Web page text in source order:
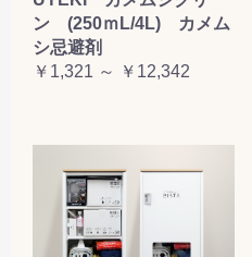
お買い物を続ける
ン (250ｍL/4L) カメム
シ忌避剤
￥1,321 ～ ￥12,342